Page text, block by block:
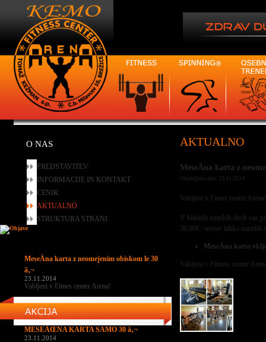
O NAS
PREDSTAVITEV
INFORMACIJE IN KONTAKT
CENIK
AKTUALNO
STRUKTURA STRANI
MeseÄna karta z neomejenim obiskom le 30
â‚¬
23.11.2014
Vabljeni v Fitnes center Arena!
MESEÄŒNA KARTA SAMO 30 â‚¬
23.11.2014
AKTUALNO
MeseÄna karta z
Objavljeno dne: 23.11.2014
Vabljeni v Fitnes center Arena!
V hladnih zimskih dneh vas
30,00€ / mesec lahko naredili
MeseÄna karta
Vabljeni v Fitness center